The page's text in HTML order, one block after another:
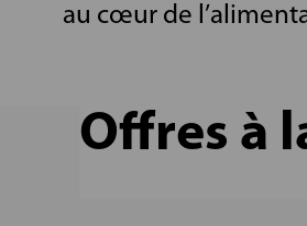
au cœur de
Offres à